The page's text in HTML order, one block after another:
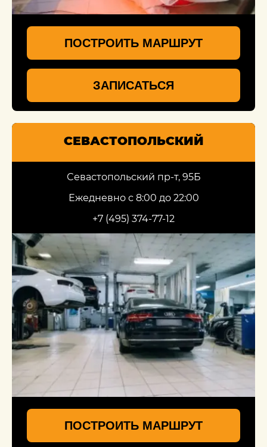
ПОСТРОИТЬ МАРШРУТ
ЗАПИСАТЬСЯ
СЕВАСТОПОЛЬСКИЙ
Севастопольский пр-т, 95Б
Ежедневно с 8:00 до 22:00
+7 (495) 374-77-12
ПОСТРОИТЬ МАРШРУТ